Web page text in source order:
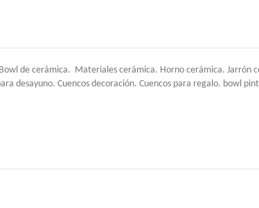
de cerámica. Materiales cerámica. Horno cerámica. Jarrón
desayuno. Cuencos decoración. Cuencos para regalo. bowl